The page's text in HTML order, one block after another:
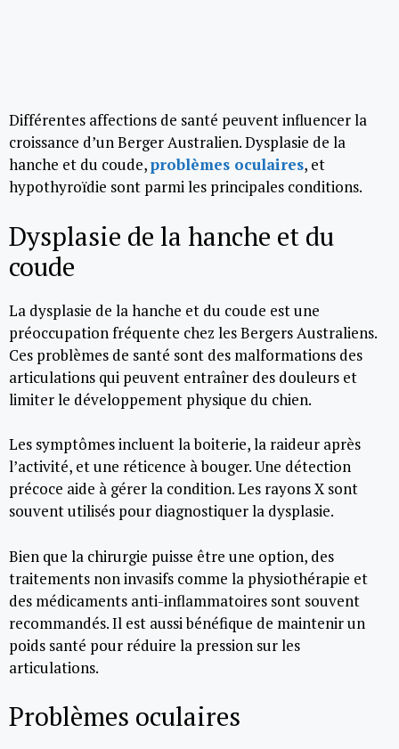
Différentes affections de santé peuvent influencer la
croissance d’un Berger Australien. Dysplasie de la
hanche et du coude,problèmes oculaires, et
hypothyroïdie sont parmi les principales conditions.
Dysplasie de la hanche et du
coude
La dysplasie de la hanche et du coude est une
préoccupation fréquente chez les Bergers Australiens.
Ces problèmes de santé sont des malformations des
articulations qui peuvent entraîner des douleurs et
limiter le développement physique du chien.
Les symptômes incluent la boiterie, la raideur après
l’activité, et une réticence à bouger. Une détection
précoce aide à gérer la condition. Les rayons X sont
souvent utilisés pour diagnostiquer la dysplasie.
Bien que la chirurgie puisse être une option, des
traitements non invasifs comme la physiothérapie et
des médicaments anti-inflammatoires sont souvent
recommandés. Il est aussi bénéfique de maintenir un
poids santé pour réduire la pression sur les
articulations.
Problèmes oculaires